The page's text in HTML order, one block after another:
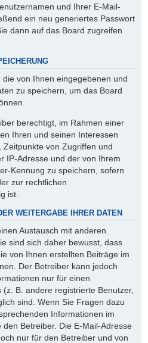
und Ihrer E-Mail-
ein neu generiertes Passwort
dann auf das Board zugreifen
von Ihnen eingegebenen und
zu speichern, um das Board
berechtigt, im Rahmen einer
Ihren und seinen Interessen
von Zugriffen und
IP-Adresse und der von Ihrem
Kennung zu speichern, sofern
zur rechtlichen
ist.
WEITERGABE IHRER DATEN
Austausch mit anderen
sind sich daher bewusst, dass
von Ihnen erstellten Beiträge im
Der Betreiber kann jedoch
nur für einen
B. andere registrierte Benutzer,
sind. Wenn Sie Fragen dazu
Informationen im
Betreiber. Die E-Mail-Adresse
nur für den Betreiber und von